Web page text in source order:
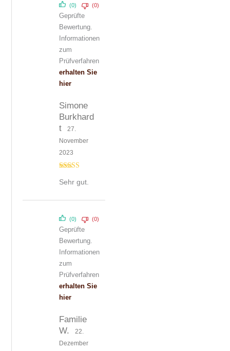
5von 5
Simone
Burkhard
t
27.
November
2023
Sehr gut.
(0) (0)
Geprüfte
Bewertung.
Informationen
zum
Prüfverfahren
erhalten Sie
hier
Familie
W.
22.
Dezember
(0) (0)
Geprüfte
Bewertung.
Informationen
zum
Prüfverfahren
erhalten Sie
hier